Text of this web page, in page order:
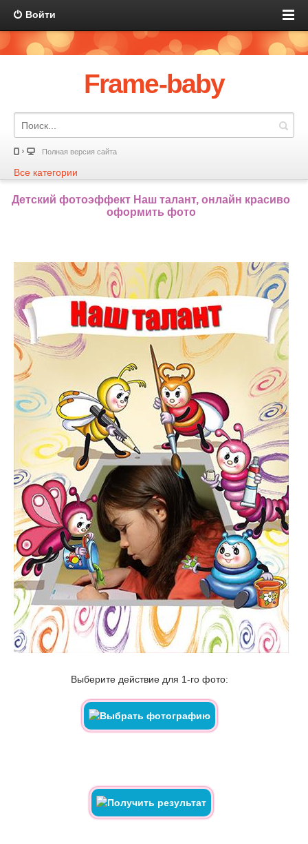
Войти
Frame-baby
Полная версия сайта
Все категории
Детский фотоэффект Наш талант, онлайн красиво
оформить фото
Выберите действие для 1-го фото: